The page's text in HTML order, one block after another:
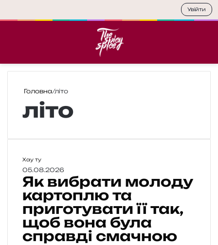
Головна/літо
літо
Я
к
в
б
р
а
и
Хау ту
05.08.2026
Як вибрати молоду
картоплю та
приготувати її так,
щоб вона була
справді смачною
Увійти